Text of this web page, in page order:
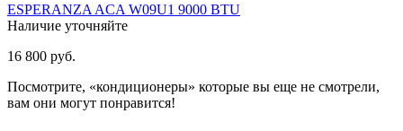
ESPERANZA ACA W09U1 9000 BTU
Наличие уточняйте
16 800 руб.
Посмотрите, «кондиционеры» которые вы еще не смотрели,
вам они могут понравится!